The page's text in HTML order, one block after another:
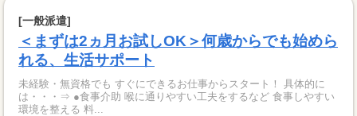
[一般派遣]
＜まずは2ヵ月お試しOK＞何歳からでも始めら
れる、生活サポート
未経験・無資格でも すぐにできるお仕事からスタート！ 具体的に
は・・・⇒ ●食事介助 喉に通りやすい工夫をするなど 食事しやすい
環境を整える 料...